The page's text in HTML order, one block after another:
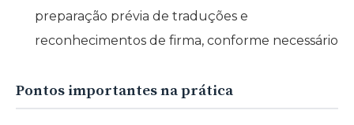
preparação prévia de traduções e
reconhecimentos de firma, conforme necessário
Pontos importantes na prática